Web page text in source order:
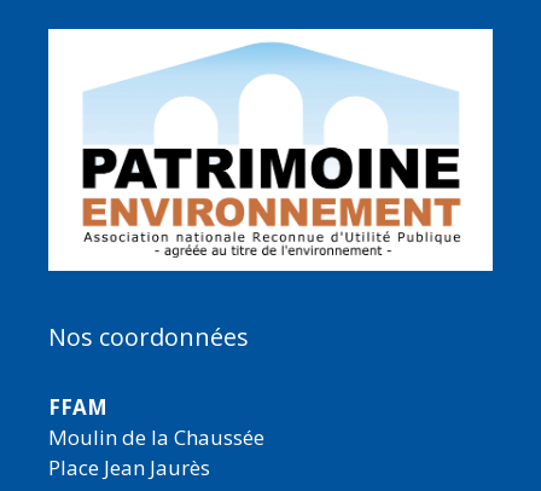
Nos coordonnées
FFAM
Moulin de la Chaussée
Place Jean Jaurès